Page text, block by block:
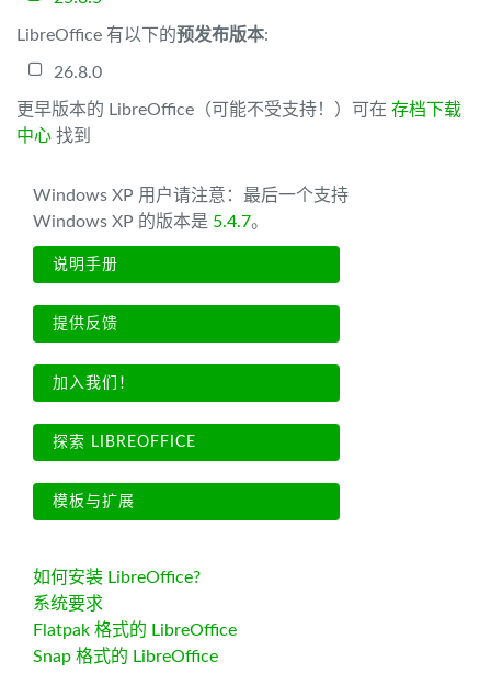
LibreOffice 有以下的预发布版本:
26.8.0
更早版本的 LibreOffice（可能不受支持！）可在 存档下载
中心 找到
Windows XP 用户请注意：最后一个支持
Windows XP 的版本是 5.4.7。
说明手册
提供反馈
加入我们！
探索 LIBREOFFICE
模板与扩展
如何安装 LibreOffice?
系统要求
Flatpak 格式的 LibreOffice
Snap 格式的 LibreOffice